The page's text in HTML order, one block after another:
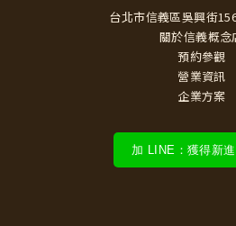
台北市信義區吳興街
關於信義概念
預約參觀
營業資訊
企業方案
加 LINE：獲得新